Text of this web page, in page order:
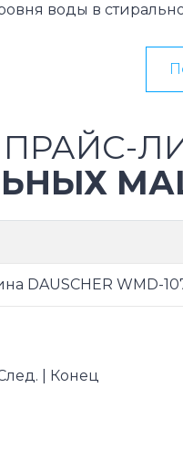
воды в
DAUSCHER WMD-
| Конец